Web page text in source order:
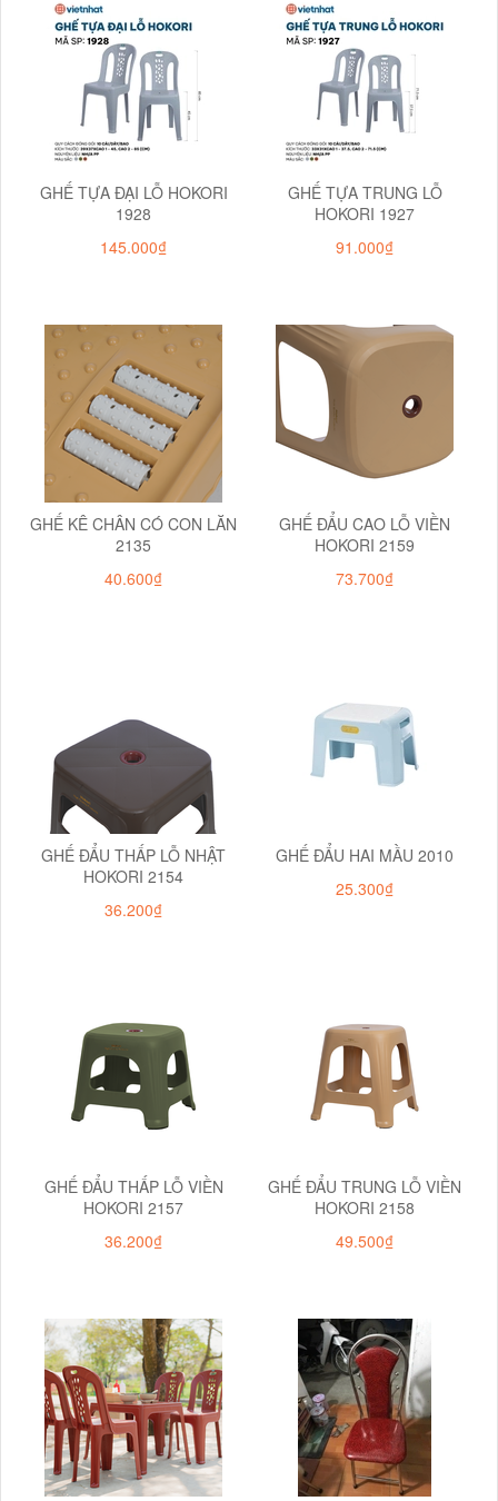
GHẾ TỰA ĐẠI LỖ HOKORI
1928
145.000₫
GHẾ TỰA TRUNG LỖ
HOKORI 1927
91.000₫
GHẾ KÊ CHÂN CÓ CON LĂN
2135
40.600₫
GHẾ ĐẨU CAO LỖ VIỀN
HOKORI 2159
73.700₫
GHẾ ĐẨU THẤP LỖ NHẬT
HOKORI 2154
36.200₫
GHẾ ĐẨU HAI MẦU 2010
25.300₫
GHẾ ĐẨU THẤP LỖ VIỀN
HOKORI 2157
36.200₫
GHẾ ĐẨU TRUNG LỖ VIỀN
HOKORI 2158
49.500₫